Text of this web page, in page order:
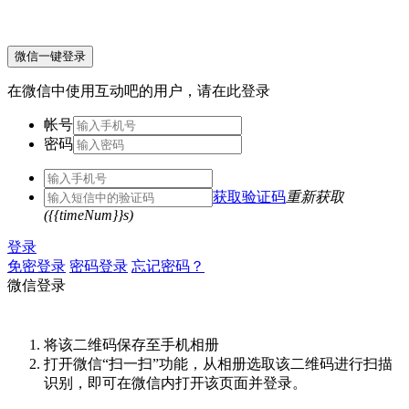
微信一键登录
在微信中使用互动吧的用户，请在此登录
帐号
密码
获取验证码重新获取
({{timeNum}}s)
登录
免密登录 密码登录 忘记密码？
微信登录
将该二维码保存至手机相册
打开微信“扫一扫”功能，从相册选取该二维码进行扫描
识别，即可在微信内打开该页面并登录。